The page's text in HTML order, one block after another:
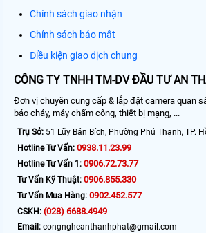
Chính sách giao nhận
Chính sách bảo mật
Điều kiện giao dịch chung
CÔNG TY TNHH TM-DV ĐẦU TƯ AN
Đơn vị chuyên cung cấp & lắp đặt camera quan
báo cháy, máy chấm công, thiết bị mạng, ...
Trụ Sở: 51 Lũy Bán Bích, Phường Phú Thạnh, TP.
Hotline Tư Vấn: 0938.11.23.99
Hotline Tư Vấn 1: 0906.72.73.77
Tư Vấn Kỹ Thuật: 0906.855.330
Tư Vấn Mua Hàng: 0902.452.577
CSKH: (028) 6688.4949
Email: congngheanthanhphat@gmail.com